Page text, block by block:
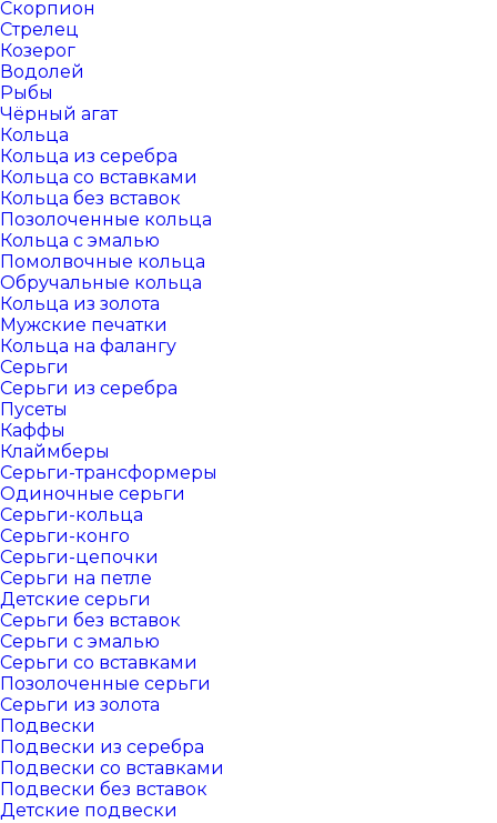
Скорпион
Стрелец
Козерог
Водолей
Рыбы
Чёрный агат
Кольца
Кольца из серебра
Кольца со вставками
Кольца без вставок
Позолоченные кольца
Кольца с эмалью
Помолвочные кольца
Обручальные кольца
Кольца из золота
Мужские печатки
Кольца на фалангу
Серьги
Серьги из серебра
Пусеты
Каффы
Клаймберы
Серьги-трансформеры
Одиночные серьги
Серьги-кольца
Серьги-конго
Серьги-цепочки
Серьги на петле
Детские серьги
Серьги без вставок
Серьги с эмалью
Серьги со вставками
Позолоченные серьги
Серьги из золота
Подвески
Подвески из серебра
Подвески со вставками
Подвески без вставок
Детские подвески